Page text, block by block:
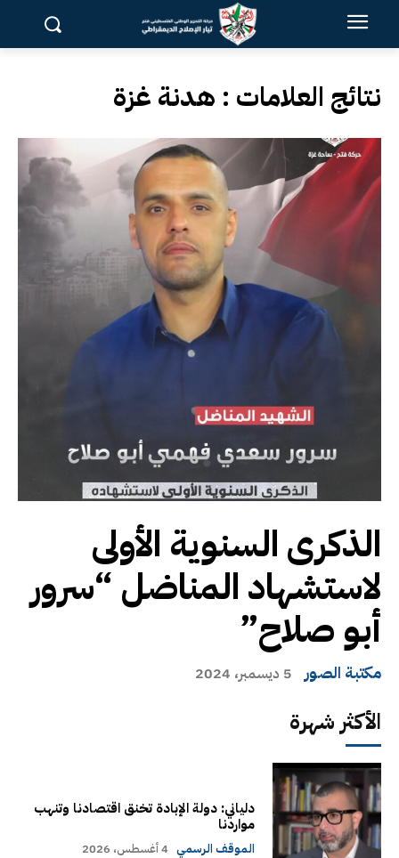
نتائج العلامات : هدنة غزة
الذكرى السنوية الأولى
لاستشهاد المناضل “سرور
أبو صلاح”
مكتبة الصور 5 ديسمبر، 2024
الأكثر شهرة
دلياني: دولة الإبادة تخنق اقتصادنا وتنهب
مواردنا
الموقف الرسمي 4 أغسطس، 2026